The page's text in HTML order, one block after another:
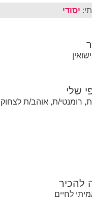
יסודי
שלי
רומנטי/ת, אוהב/ת לצחוק
להכיר
לחיים